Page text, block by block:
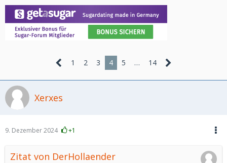
1 2 3 4 5 … 14
Xerxes
9. Dezember 2024 +1
Zitat von DerHollaender